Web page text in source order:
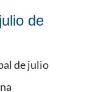
de
de julio